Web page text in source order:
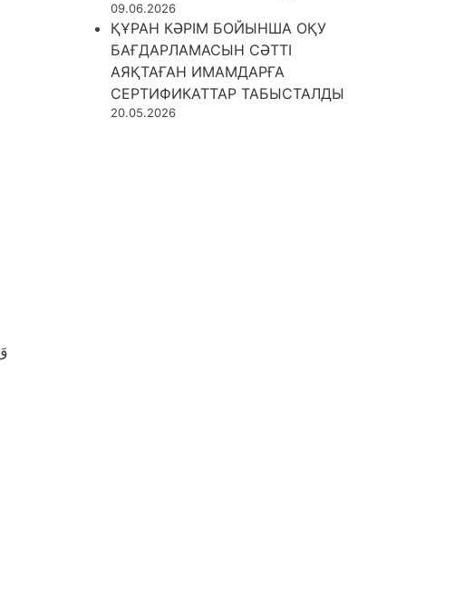
09.06.2026
ҚҰРАН КӘРІМ БОЙЫНША ОҚУ
БАҒДАРЛАМАСЫН СӘТТІ
АЯҚТАҒАН ИМАМДАРҒА
СЕРТИФИКАТТАР ТАБЫСТАЛДЫ
20.05.2026